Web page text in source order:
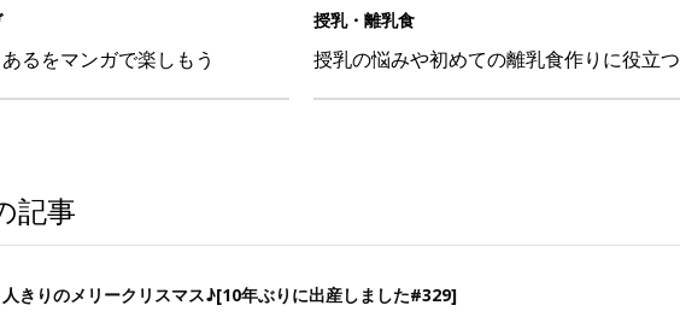
るをマンガで楽しもう
授乳・離乳食
授乳の悩みや初めての離乳食作りに役立つ
記事
人きりのメリークリスマス♪[10年ぶりに出産しました#329]